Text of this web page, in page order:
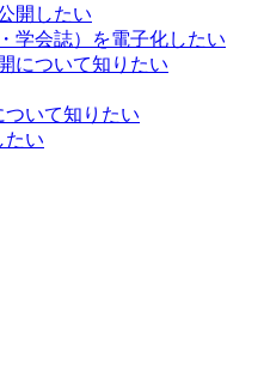
開したい
学会誌）を電子化したい
について知りたい
いて知りたい
たい